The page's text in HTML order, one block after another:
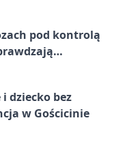
pod kontrolą
dziecko bez
w Gościcinie